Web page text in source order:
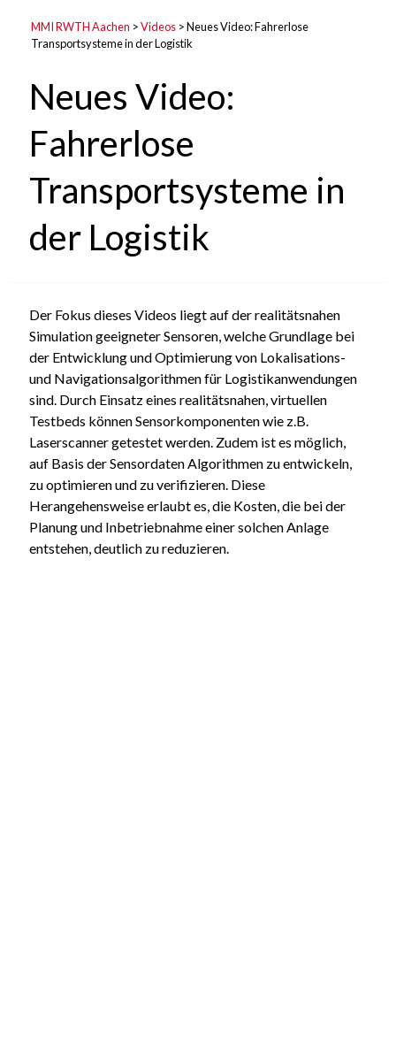
MMI RWTH Aachen >Videos>Neues Video: Fahrerlose
Transportsysteme in der Logistik
Neues Video:
Fahrerlose
Transportsysteme in
der Logistik
Der Fokus dieses Videos liegt auf der realitätsnahen
Simulation geeigneter Sensoren, welche Grundlage bei
der Entwicklung und Optimierung von Lokalisations-
und Navigationsalgorithmen für Logistikanwendungen
sind. Durch Einsatz eines realitätsnahen, virtuellen
Testbeds können Sensorkomponenten wie z.B.
Laserscanner getestet werden. Zudem ist es möglich,
auf Basis der Sensordaten Algorithmen zu entwickeln,
zu optimieren und zu verifizieren. Diese
Herangehensweise erlaubt es, die Kosten, die bei der
Planung und Inbetriebnahme einer solchen Anlage
entstehen, deutlich zu reduzieren.